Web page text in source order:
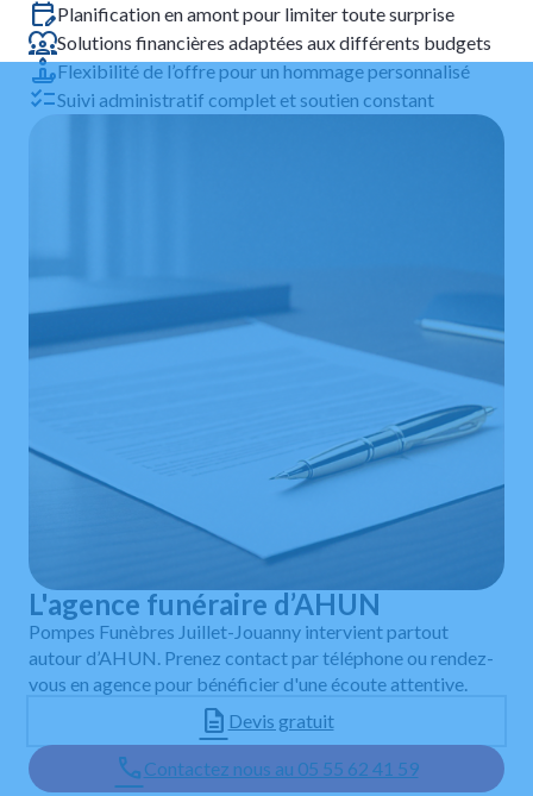
Planification en amont pour limiter toute surprise
Solutions financières adaptées aux différents budgets
Flexibilité de l’offre pour un hommage personnalisé
Suivi administratif complet et soutien constant
L'agence funéraire d’AHUN
Pompes Funèbres Juillet-Jouanny intervient partout
autour d’AHUN. Prenez contact par téléphone ou rendez-
vous en agence pour bénéficier d'une écoute attentive.
Devis gratuit
Contactez nous au 05 55 62 41 59